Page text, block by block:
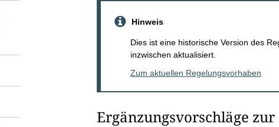
Hinweis
Dies ist eine historische Version des
inzwischen aktualisiert.
Zum aktuellen Regelungsvorhaben
Ergänzungsvorschläge